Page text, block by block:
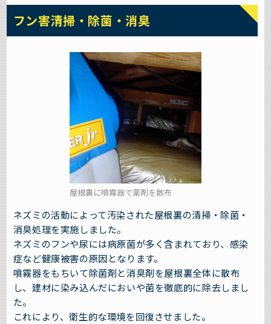
フン害清掃・除菌・消臭
屋根裏に噴霧器で薬剤を散布
ネズミの活動によって汚染された屋根裏の清掃・除菌・
消臭処理を実施しました。
ネズミのフンや尿には病原菌が多く含まれており、感染
症など健康被害の原因となります。
噴霧器をもちいて除菌剤と消臭剤を屋根裏全体に散布
し、建材に染み込んだにおいや菌を徹底的に除去しまし
た。
これにより、衛生的な環境を回復させました。